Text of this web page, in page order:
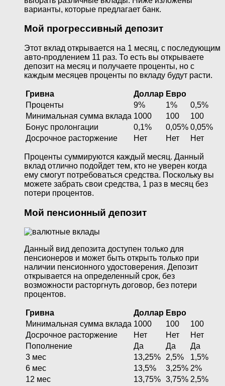
варианты, которые предлагает банк.
Мой прогрессивный депозит
Этот вклад открывается на 1 месяц, с последующим
авто-продлением 11 раз. То есть вы открываете
депозит на месяц и получаете проценты, но с
каждым месяцев проценты по вкладу будут расти.
Гривна Доллар Евро
Проценты
9% 1%
0,5%
Минимальная сумма вклада 1000 100
100
Бонус пролонгации
0,1% 0,05% 0,05%
Досрочное расторжение
Нет Нет Нет
Проценты суммируются каждый месяц. Данный
вклад отлично подойдет тем, кто не уверен когда
ему смогут потребоваться средства. Поскольку вы
можете забрать свои средства, 1 раз в месяц без
потери процентов.
Мой пенсионный депозит
Данный вид депозита доступен только для
пенсионеров и может быть открыть только при
наличии пенсионного удостоверения. Депозит
открывается на определенный срок, без
возможности расторгнуть договор, без потери
процентов.
Гривна Доллар Евро
Минимальная сумма вклада 1000 100
100
Досрочное расторжение
Нет Нет
Нет
Пополнение
Да Да
Да
3 мес
13,25% 2,5%
1,5%
6 мес
13,5% 3,25% 2%
12 мес
13,75% 3,75% 2,5%